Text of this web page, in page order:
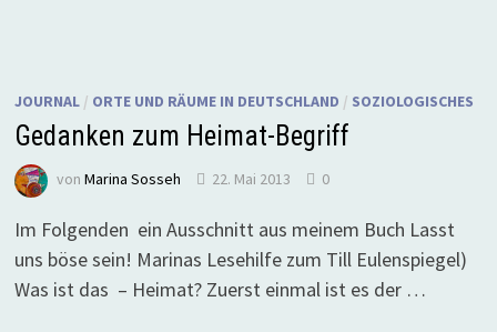
JOURNAL/ ORTE UND RÄUME IN DEUTSCHLAND / SOZIOLOGISCHES
Gedanken zum Heimat-Begriff
von Marina Sosseh 22. Mai 2013 0
Im Folgenden ein Ausschnitt aus meinem Buch Lasst
uns böse sein! Marinas Lesehilfe zum Till Eulenspiegel)
Was ist das – Heimat? Zuerst einmal ist es der …